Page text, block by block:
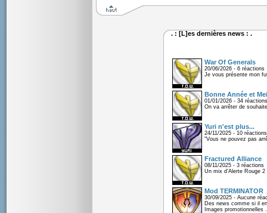
. : [L]es dernières news : .
War Of Generals
20/06/2026 - 6 réactions
Je vous présente mon
Bonne Année et
01/01/2026 - 34 réactions
On va arrêter de
Yuri n'est plus...
24/11/2025 - 10 réactions
"Vous ne pouvez pas
Fractured Alliance
08/11/2025 - 3 réactions
Un mix d'Alerte Rouge
Mod TERMINATOR
30/09/2025 - Aucune
Des news comme si il
Images promotionnelles .